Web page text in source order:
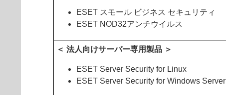
ESET スモール ビジネス セキュリティ
ESET NOD32アンチウイルス
＜ 法人向けサーバー専用製品 ＞
ESET Server Security for Linux
ESET Server Security for Windows Server